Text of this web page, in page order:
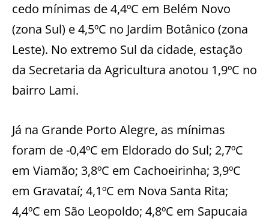
cedo mínimas de 4,4ºC em Belém Novo
(zona Sul) e 4,5ºC no Jardim Botânico (zona
Leste). No extremo Sul da cidade, estação
da Secretaria da Agricultura anotou 1,9ºC no
bairro Lami.
Já na Grande Porto Alegre, as mínimas
foram de -0,4ºC em Eldorado do Sul; 2,7ºC
em Viamão; 3,8ºC em Cachoeirinha; 3,9ºC
em Gravataí; 4,1ºC em Nova Santa Rita;
4,4ºC em São Leopoldo; 4,8ºC em Sapucaia